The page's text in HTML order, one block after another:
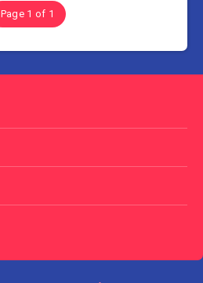
Page 1 of 1